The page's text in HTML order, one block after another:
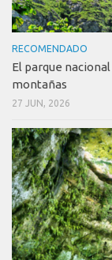
RECOMENDADO
El parque
montañas
27 JUN, 2026